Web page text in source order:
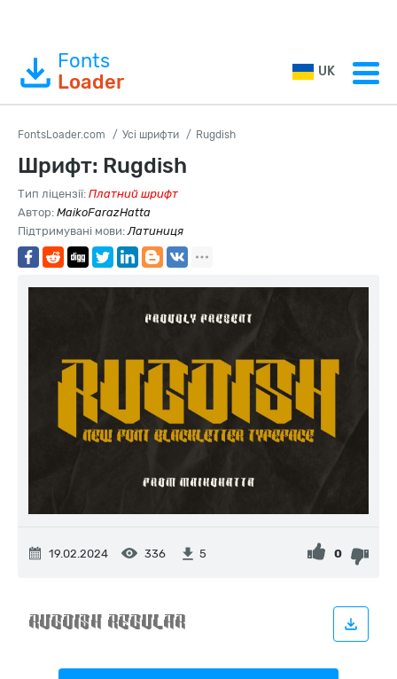
Fonts
Loader
UK
FontsLoader.com Усі шрифти Rugdish
Шрифт: Rugdish
Тип ліцензії: Платний шрифт
Автор: MaikoFarazHatta
Підтримувані мови:Латиниця
19.02.2024 336 5 0